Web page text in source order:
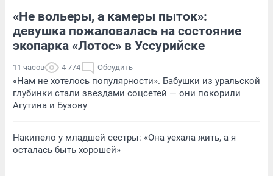
«Не вольеры, а камеры пыток»:
девушка пожаловалась на состояние
экопарка «Лотос» в Уссурийске
11 часов 4 774 Обсудить
«Нам не хотелось популярности». Бабушки из уральской
глубинки стали звездами соцсетей — они покорили
Агутина и Бузову
Накипело у младшей сестры: «Она уехала жить, а я
осталась быть хорошей»